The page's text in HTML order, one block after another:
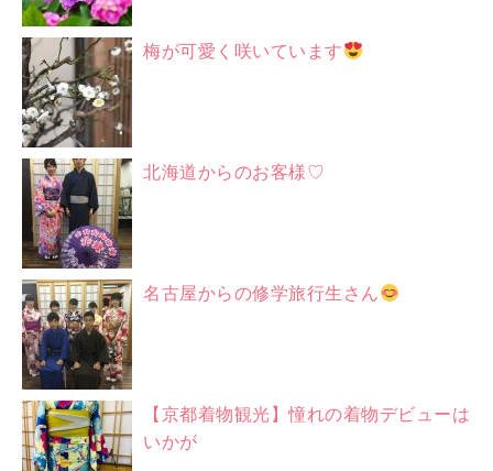
梅が可愛く咲いています
北海道からのお客様♡
名古屋からの修学旅行生さん
【京都着物観光】憧れの着物デビューは
いかが